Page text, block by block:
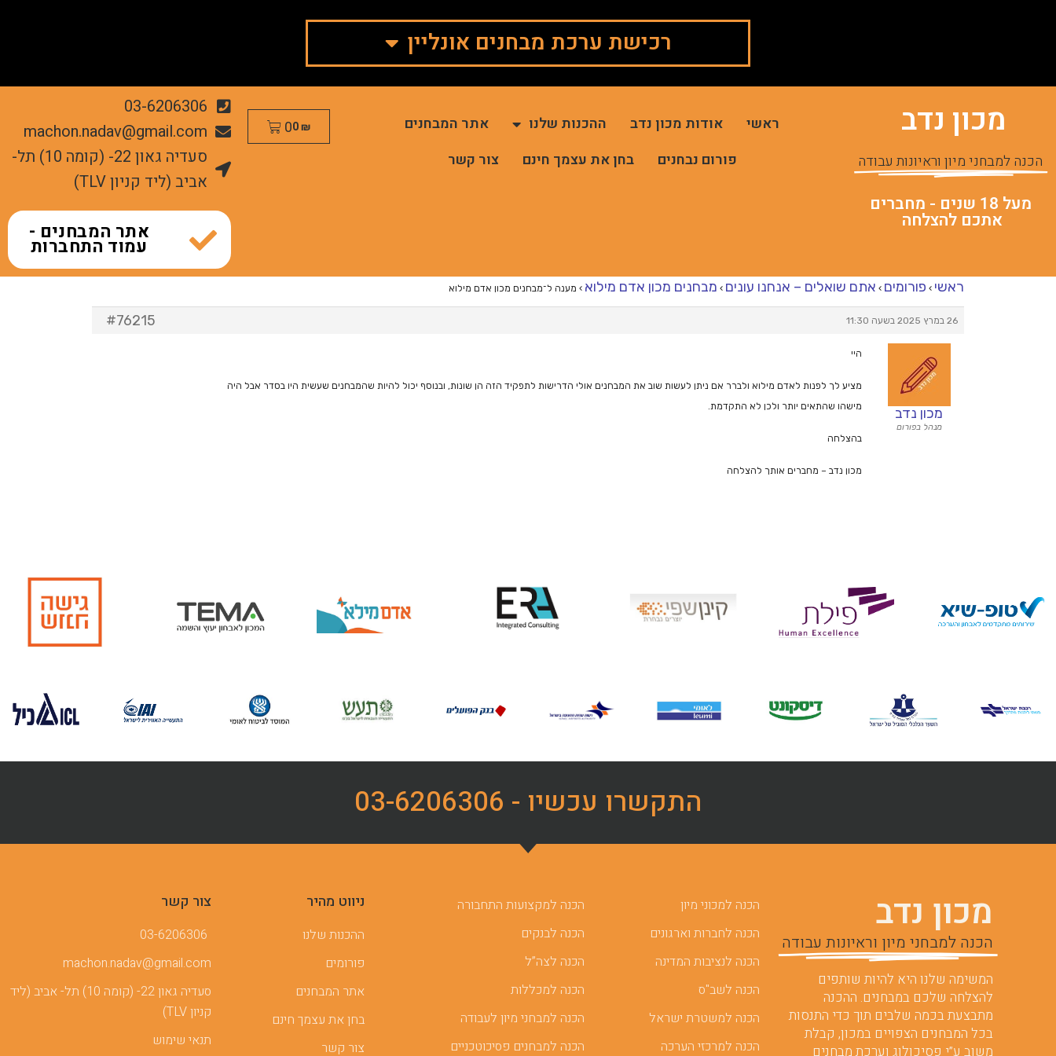
רכישת ערכת מבחנים אונליין
מכון נדב
הכנה למבחני מיון וראיונות עבודה
מעל 18 שנים - מחברים
אתכם להצלחה
ראשי אודות מכון נדב ההכנות שלנו
אתר המבחנים
פורום נבחנים
בחן את עצמך חינם צור קשר
0₪
0
03-6206306
machon.nadav@gmail.com
סעדיה גאון 22- (קומה 10) תל-
אביב (ליד קניון TLV)
אתר המבחנים -
עמוד התחברות
ראשי › פורומים › אתם שואלים – אנחנו עונים › מבחנים מכון אדם מילוא › מענה ל־מבחנים מכון אדם מילוא
26 במרץ 2025 בשעה 11:30 #76215
מכון נדב
מנהל בפורום
היי
מציע לך לפנות לאדם מילוא ולברר אם ניתן לעשות שוב את המבחנים אולי הדרישות לתפקיד הזה הן שונות, ובנוסף יכול להיות שהמבחנים שעשית היו בסדר אבל היה
מישהו שהתאים יותר ולכן לא התקדמת.
בהצלחה
מכון נדב – מחברים אותך להצלחה
התקשרו עכשיו - 03-6206306
מכון נדב
הכנה למבחני מיון וראיונות עבודה
המשימה שלנו היא להיות שותפים
להצלחה שלכם במבחנים. ההכנה
מתבצעת בכמה שלבים תוך כדי התנסות
בכל המבחנים הצפויים במכון, קבלת
משוב ע”י פסיכולוג וערכת מבחנים
הכנה למכוני מיון
הכנה לחברות וארגונים
הכנה לנציבות המדינה
הכנה לשב"ס
הכנה למשטרת ישראל
הכנה למרכזי הערכה
הכנה למקצועות התחבורה
הכנה לבנקים
הכנה לצה”ל
הכנה למכללות
הכנה למבחני מיון לעבודה
הכנה למבחנים פסיכוטכניים
ניווט מהיר
ההכנות שלנו
פורומים
אתר המבחנים
בחן את עצמך חינם
צור קשר
צור קשר
03-6206306
machon.nadav@gmail.com
סעדיה גאון 22- (קומה 10) תל- אביב (ליד
קניון TLV)
תנאי שימוש